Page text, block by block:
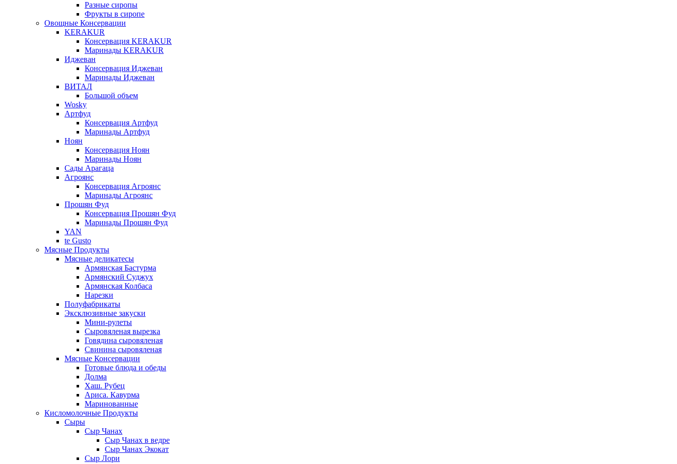
Разные сиропы
Фрукты в сиропе
Овощные Консервации
KERAKUR
Консервация KERAKUR
Маринады KERAKUR
Иджеван
Консервация Иджеван
Маринады Иджеван
ВИТАЛ
Большой объем
Wosky
Артфуд
Консервация Артфуд
Маринады Артфуд
Ноян
Консервация Ноян
Маринады Ноян
Сады Арагаца
Агроянс
Консервация Агроянс
Маринады Агроянс
Прошян Фуд
Консервация Прошян Фуд
Маринады Прошян Фуд
YAN
te Gusto
Мясные Продукты
Мясные деликатесы
Армянская Бастурма
Армянский Суджух
Армянская Колбаса
Нарезки
Полуфабрикаты
Эксклюзивные закуски
Мини-рулеты
Сыровяленая вырезка
Говядина сыровяленая
Свинина сыровяленая
Мясные Консервации
Готовые блюда и обеды
Долма
Хаш. Рубец
Ариса. Кавурма
Маринованные
Кисломолочные Продукты
Сыры
Сыр Чанах
Сыр Чанах в ведре
Сыр Чанах Экокат
Сыр Лори